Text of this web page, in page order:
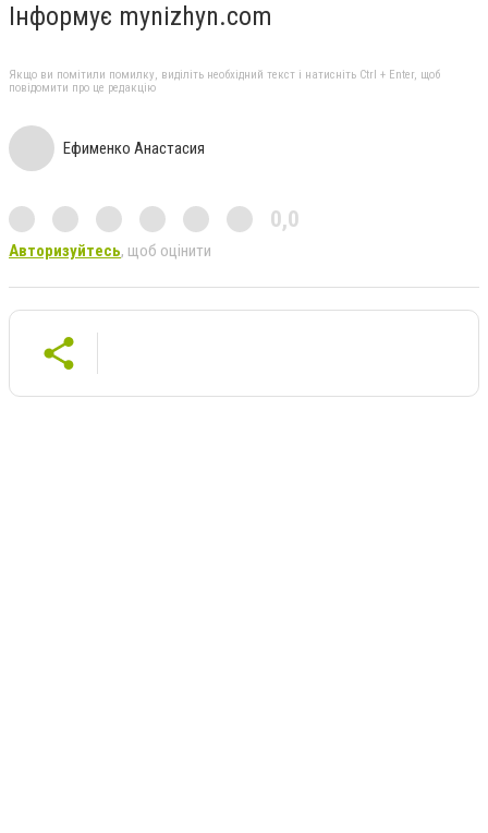
Інформує mynizhyn.com
Якщо ви помітили помилку, виділіть необхідний текст і натисніть Ctrl + Enter, щоб
повідомити про це редакцію
Ефименко Анастасия
0,0
Авторизуйтесь, щоб оцінити